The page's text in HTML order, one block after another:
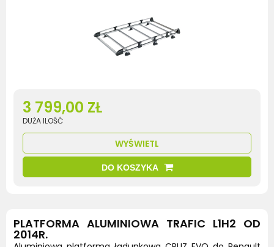
3 799,00 ZŁ
DUŻA ILOŚĆ
WYŚWIETL
DO KOSZYKA
PLATFORMA ALUMINIOWA TRAFIC L1H2 OD
2014R.